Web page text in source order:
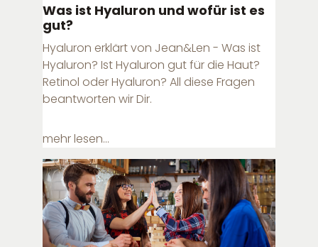
Was ist Hyaluron und wofür ist es
gut?
Hyaluron erklärt von Jean&Len - Was ist
Hyaluron? Ist Hyaluron gut für die Haut?
Retinol oder Hyaluron? All diese Fragen
beantworten wir Dir.
mehr lesen...